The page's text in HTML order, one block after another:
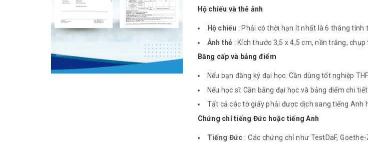
Hộ chiếu và thẻ ảnh
Hộ chiếu : Phải có thời hạn ít nhất là 6 tháng tính
Ảnh thẻ : Kích thước 3,5 x 4,5 cm, nền trắng,
Bằng cấp và bảng điểm
Nếu bạn đăng ký đại học: Cần dùng tốt nghiệp
Nếu học sĩ: Cần bằng đại học và bảng điểm chi
Tất cả các tờ giấy phải được dịch sang tiếng Anh
Chứng chỉ tiếng Đức hoặc tiếng Anh
Tiếng Đức : Các chứng chỉ như TestDaF,